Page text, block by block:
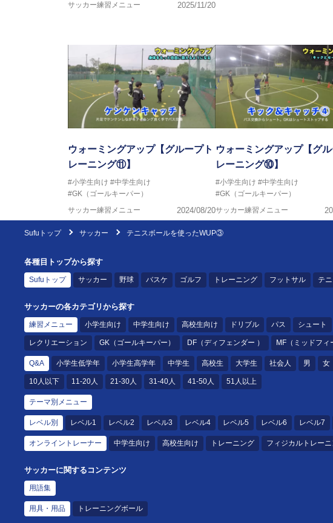
サッカー練習メニュー
2025/11/20
ウォーミングアップ【グループト
レーニング⑪】
#小学生向け #中学生向け
#GK（ゴールキーパー）
サッカー練習メニュー
2024/08/20
ウォーミングアップ【グル
レーニング⑩】
#小学生向け #中学生向け
#GK（ゴールキーパー）
サッカー練習メニュー
Sufuトップ サッカー テニスボールを使ったWUP③
各種目トップから探す
Sufuトップ サッカー 野球 バスケ ゴルフ トレーニング フットサル テ
サッカーの各カテゴリから探す
練習メニュー 小学生向け 中学生向け 高校生向け ドリブル パス シュート
レクリエーション GK（ゴールキーパー） DF（ディフェンダー ） MF（ミッドフィ
Q&A 小学生低学年 小学生高学年 中学生 高校生 大学生 社会人 男 女
10人以下 11-20人 21-30人 31-40人 41-50人 51人以上
テーマ別メニュー
レベル別 レベル1 レベル2 レベル3 レベル4 レベル5 レベル6 レベル7
オンライントレーナー 中学生向け 高校生向け トレーニング フィジカルトレー
サッカーに関するコンテンツ
用語集
用具・用品 トレーニングボール